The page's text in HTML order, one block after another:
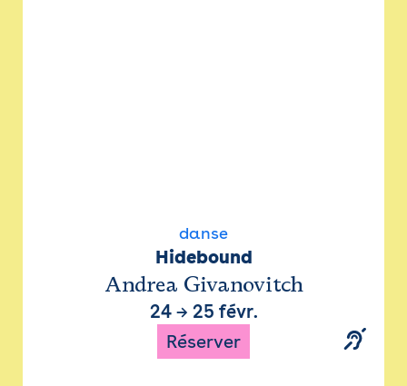
danse
Hidebound
Andrea Givanovitch
24→ 25 févr.
Réserver